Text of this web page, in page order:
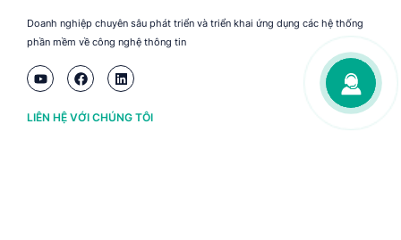
Doanh nghiệp chuyên sâu phát triển và triển khai ứng dụng các hệ thống
phần mềm về công nghệ thông tin
LIÊN HỆ VỚI CHÚNG TÔI